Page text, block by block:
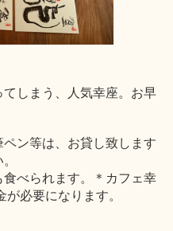
しまう、人気幸座。お早
ン等は、お貸し致します
べられます。＊カフェ幸
必要になります。